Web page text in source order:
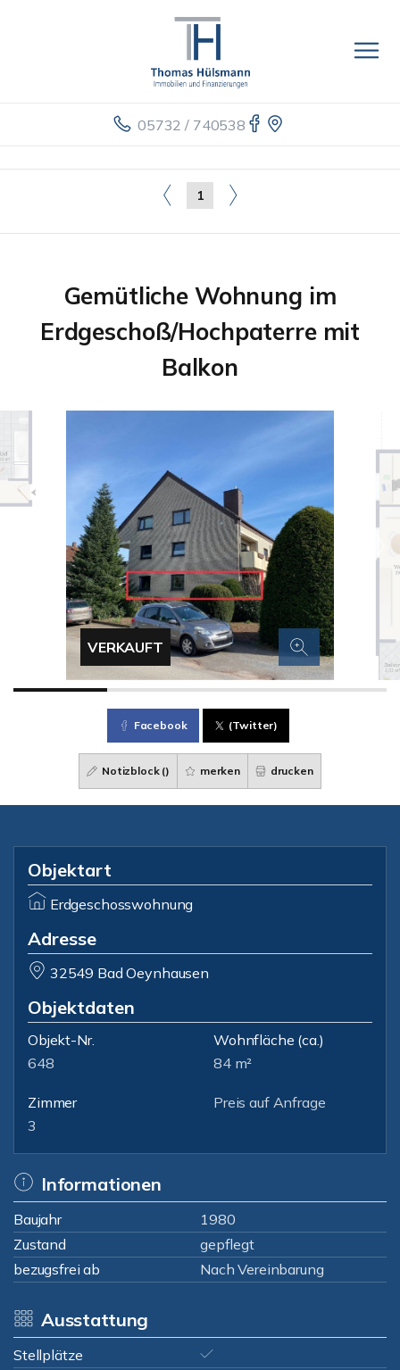
05732 / 740538
1
Gemütliche Wohnung im
Erdgeschoß/Hochpaterre mit
Balkon
VERKAUFT
Facebook (Twitter)
Notizblock () merken drucken
Objektart
Erdgeschosswohnung
Adresse
32549 Bad Oeynhausen
Objektdaten
Objekt-Nr.
648
Wohnfläche (ca.)
84 m²
Zimmer
3
Preis auf Anfrage
Informationen
Baujahr
1980
Zustand
gepflegt
bezugsfrei ab
Nach Vereinbarung
Ausstattung
Stellplätze